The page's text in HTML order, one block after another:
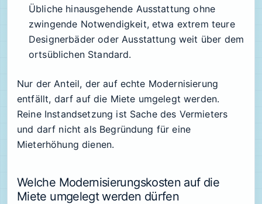
Übliche hinausgehende Ausstattung ohne
zwingende Notwendigkeit, etwa extrem teure
Designerbäder oder Ausstattung weit über dem
ortsüblichen Standard.
Nur der Anteil, der auf echte Modernisierung
entfällt, darf auf die Miete umgelegt werden.
Reine Instandsetzung ist Sache des Vermieters
und darf nicht als Begründung für eine
Mieterhöhung dienen.
Welche Modernisierungskosten auf die
Miete umgelegt werden dürfen